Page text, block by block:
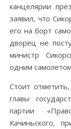
канцелярии
заявил, что
его на борт
дворец не
министр
одним
Стоит
главы
партии
Качиньского,